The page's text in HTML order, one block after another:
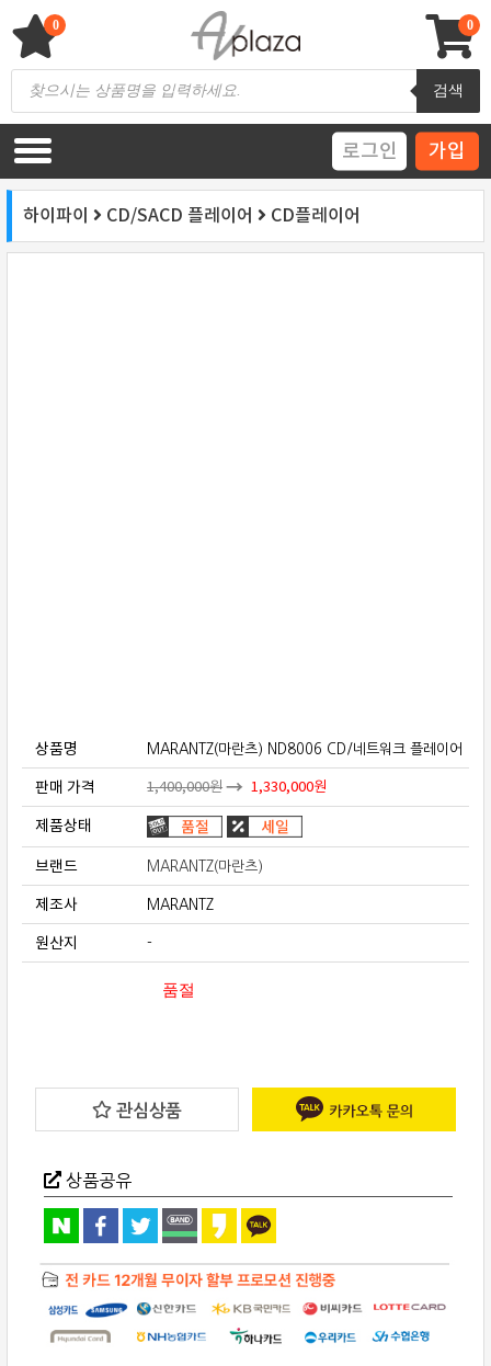
content
AV 플라자
하이파이 / 홈씨어터 전문 쇼핑몰
Products
search
검색
0
0
로그인 가입
하이파이 CD/SACD 플레이어 CD플레이어
상품명 MARANTZ(마란츠) ND8006 CD/네트워크 플레이어
판매 가격 1,400,000원 1,330,000원
제품상태
브랜드 MARANTZ(마란츠)
제조사 MARANTZ
원산지 -
품절
관심상품
상품공유